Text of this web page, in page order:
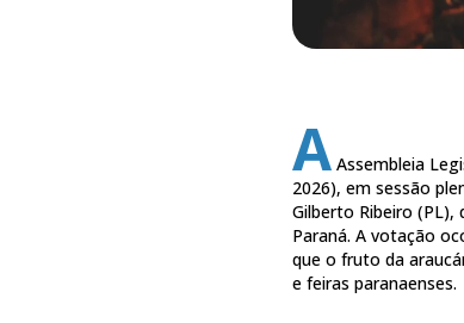
A Assembleia
2026), em sessão
Gilberto Ribeiro
Paraná. A votação
que o fruto da
e feiras paranaenses.